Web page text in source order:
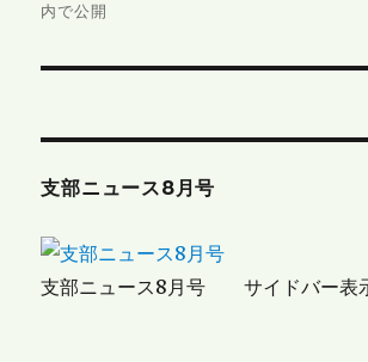
ゲ
ー
シ
ョ
内で公開
支部ニュース8月号
支部ニュース8月号 サイドバー表